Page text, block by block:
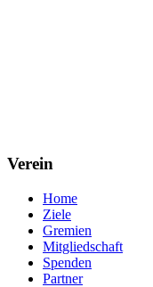
Verein
Home
Ziele
Gremien
Mitgliedschaft
Spenden
Partner